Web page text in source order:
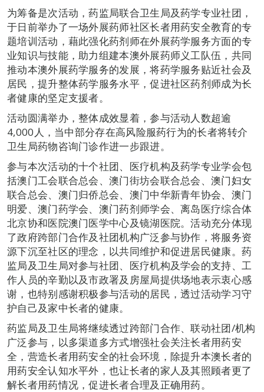
为筹备是次活动，药监局联合卫生局及药学专业社团，
于日前举办了一场外展药师社区长者用药安全教育的专
题培训活动，藉此强化药剂师在外展药学服务方面的专
业知识与技能，助力组建本澳外展药师义工队伍，共同
推动本澳外展药学服务的发展，将药学服务贴近社会及
居民，提升整体药学服务水平，促进社区药剂师成为长
者健康的坚定支援者。
活动圆满举办，整体成效显着，参与活动人数超逾
4,000人，当中部分存在高风险服药行为的长者将转介
卫生局药物咨询门诊作进一步跟进。
参与本次活动的十个社团、医疗机构及药学专业学会包
括澳门工会联合总会、澳门街坊会联合总会、澳门妇女
联合总会、澳门归侨总会、澳门中华新青年协会、澳门
明爱、澳门药学会、澳门药剂师学会、离岛医疗综合体
北京协和医院澳门医学中心及镜湖医院。活动充分体现
了政府跨部门合作及社团机构广泛参与协作，将服务资
源下沉至社区的理念，以共同维护和促进居民健康。药
监局及卫生局对参与社团、医疗机构及学会的支持、工
作人员的辛勤以及市政署及房屋局提供场地表示衷心感
谢，也特别感谢积极参与活动的居民，透过活动学习守
护自己及家中长者的健康。
药监局及卫生局将继续透过跨部门合作、联动社团/机构
广泛参与，以多渠道多方式增强社会关注长者用药安
全，营造长者用药安全的社会环境，除提升本澳长者的
用药安全认知水平外，也让长者的家人及其照顾者更了
解长者用药情况，促进长者合理及正确用药。